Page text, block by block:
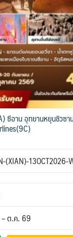
ซีอาน อุทยานหยุนชิวซา
(XIAN)-13OCT2026-
– ต.ค. 69